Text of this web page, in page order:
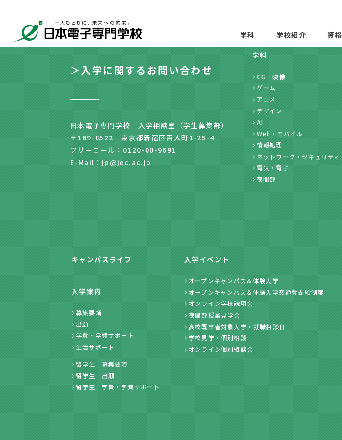
学科 学校紹介 資格
＞入学に関するお問い合わせ
日本電子専門学校 入学相談室（学生募集部）
〒169-8522 東京都新宿区百人町1-25-4
フリーコール：0120-00-9691
E-Mail：jp@jec.ac.jp
学科
CG・映像
ゲーム
アニメ
デザイン
AI
Web・モバイル
情報処理
ネットワーク・セキュリティ
電気・電子
夜間部
キャンパスライフ
入学案内
募集要項
出願
学費・学費サポート
生活サポート
留学生 募集要項
留学生 出願
留学生 学費・学費サポート
入学イベント
オープンキャンパス＆体験入学
オープンキャンパス＆体験入学交通費支給制度
オンライン学校説明会
夜間部授業見学会
高校既卒者対象入学・就職相談日
学校見学・個別相談
オンライン個別相談会